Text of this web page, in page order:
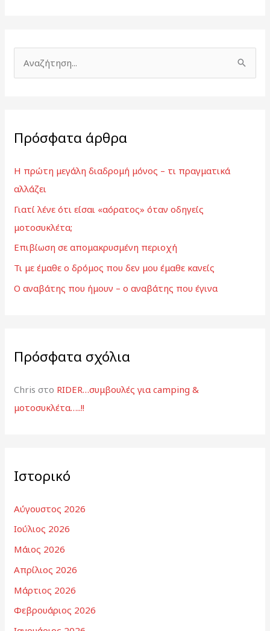
ή
η
σ
η
γ
ι
α
Πρόσφατα άρθρα
Η πρώτη μεγάλη διαδρομή μόνος – τι πραγματικά
αλλάζει
Γιατί λένε ότι είσαι «αόρατος» όταν οδηγείς
μοτοσυκλέτα;
Επιβίωση σε απομακρυσμένη περιοχή
Τι με έμαθε ο δρόμος που δεν μου έμαθε κανείς
Ο αναβάτης που ήμουν – ο αναβάτης που έγινα
Πρόσφατα σχόλια
Chris στο RIDER…συμβουλές για camping &
μοτοσυκλέτα…..!!
Ιστορικό
Αύγουστος 2026
Ιούλιος 2026
Μάιος 2026
Απρίλιος 2026
Μάρτιος 2026
Φεβρουάριος 2026